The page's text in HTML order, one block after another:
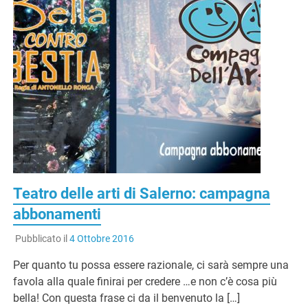
Teatro delle arti di Salerno: campagna
abbonamenti
Pubblicato il 4 Ottobre 2016
Per quanto tu possa essere razionale, ci sarà sempre una
favola alla quale finirai per credere …e non c’è cosa più
bella! Con questa frase ci da il benvenuto la […]